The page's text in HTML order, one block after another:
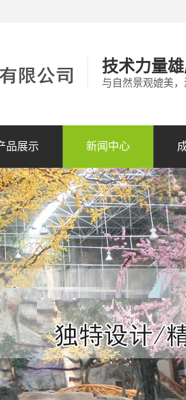
技术力量
与自然景观媲美
品展示 新闻中心